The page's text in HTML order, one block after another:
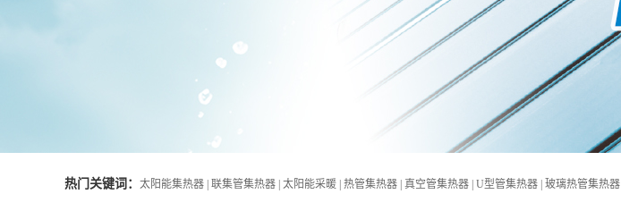
热门关键词： 太阳能集热器 | 联集管集热器 | 太阳能采暖 | 热管集热器 | 真空管集热器 | U型管集热器 | 玻璃热管集热器